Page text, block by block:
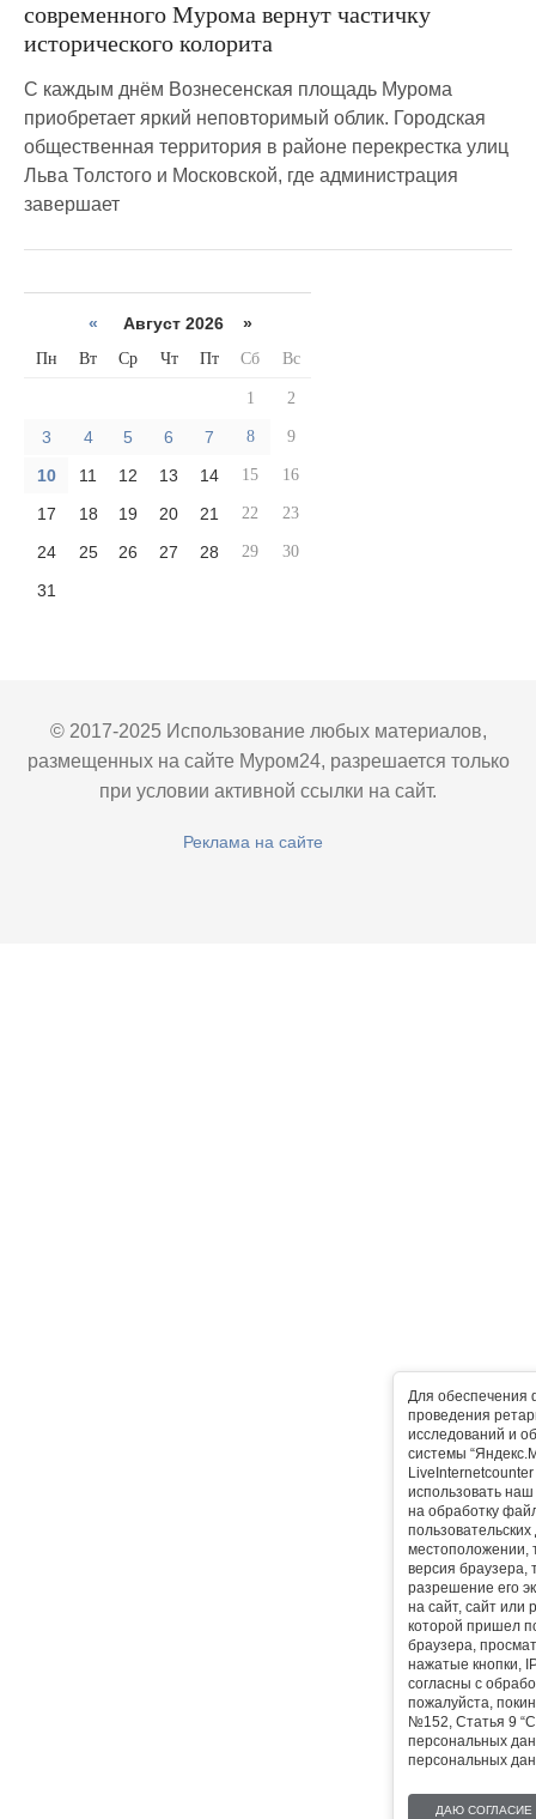
Для обеспечения
проведения
исследований и
системы
использовать
на обработку
местоположении,
версия браузера,
разрешение его
на сайт, сайт или
которой пришел
браузера,
нажатые кнопки,
согласны с
пожалуйста,
№152, Статья 9
персональных
персональных
ДАЮ СОГЛАСИЕ
современного Мурома вернут частичку
исторического колорита
С каждым днём Вознесенская площадь Мурома
приобретает яркий неповторимый облик. Городская
общественная территория в районе перекрестка улиц
Льва Толстого и Московской, где администрация
завершает
« Август 2026 »
Пн Вт Ср Чт Пт Сб Вс
1 2
3 4 5 6 7 8 9
10 11 12 13 14 15 16
17 18 19 20 21 22 23
24 25 26 27 28 29 30
31
© 2017-2025 Использование любых материалов,
размещенных на сайте Муром24, разрешается только
при условии активной ссылки на сайт.
Реклама на сайте